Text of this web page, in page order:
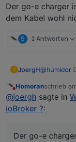
Der go-e charger
dem Kabel wohl
S 2 Antworten
J JoergH@humidor
habe ich
unterwegs
Nicht stören
Homoranschrieb
zuletzt
@joergh sagte in
ioBroker ?:
Der go-e